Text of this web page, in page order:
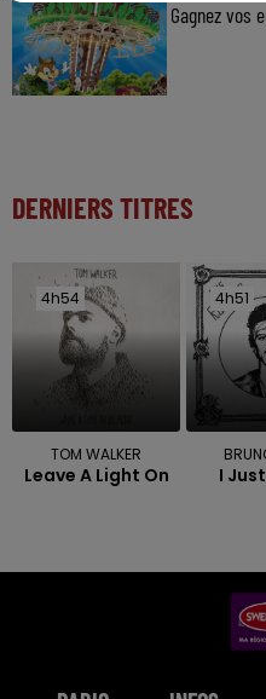
Gagnez vos
DERNIERS TITRES
4h54
4h54
TOM WALKER
Leave A Light On
4h51
4h51
I